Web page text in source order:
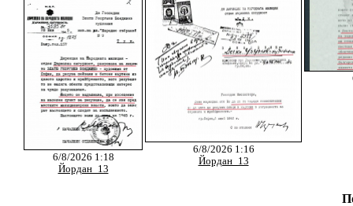
6/8/2026 1:18
Йордан_13
6/8/2026 1:16
Йордан_13